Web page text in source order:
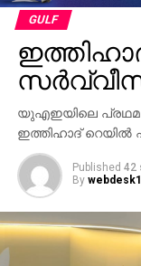
GULF
യുഎഇയിലെ പ്രഥമ
ഇത്തിഹാദ് റെയില്‍
Published 42
By